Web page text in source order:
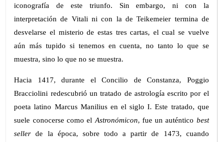
iconografía de este triunfo. Sin embargo, ni con la
interpretación de Vitali ni con la de Teikemeier termina de
desvelarse el misterio de estas tres cartas, el cual se vuelve
aún más tupido si tenemos en cuenta, no tanto lo que se
muestra, sino lo que no se muestra.
Hacia 1417, durante el Concilio de Constanza, Poggio
Bracciolini redescubrió un tratado de astrología escrito por el
poeta latino Marcus Manilius en el siglo I. Este tratado, que
suele conocerse como el Astronómicon, fue un auténtico best
seller de la época, sobre todo a partir de 1473, cuando